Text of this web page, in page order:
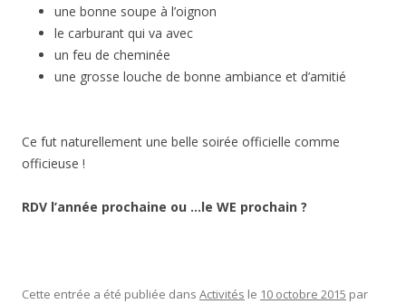
une bonne soupe à l’oignon
le carburant qui va avec
un feu de cheminée
une grosse louche de bonne ambiance et d’amitié
Ce fut naturellement une belle soirée officielle comme
officieuse !
RDV l’année prochaine ou …le WE prochain ?
Cette entrée a été publiée dans Activités le 10 octobre 2015 par